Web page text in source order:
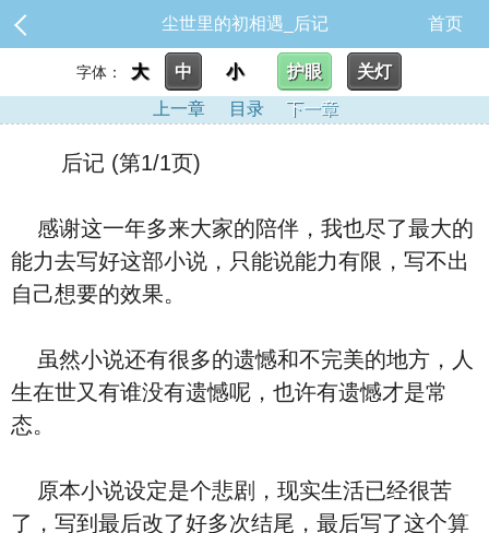
尘世里的初相遇_后记 首页
字体： 大 中 小 护眼
关灯
上一章
目录 下一章
后记 (第1/1页)
感谢这一年多来大家的陪伴，我也尽了最大的
能力去写好这部小说，只能说能力有限，写不出
自己想要的效果。
虽然小说还有很多的遗憾和不完美的地方，人
生在世又有谁没有遗憾呢，也许有遗憾才是常
态。
原本小说设定是个悲剧，现实生活已经很苦
了，写到最后改了好多次结尾，最后写了这个算